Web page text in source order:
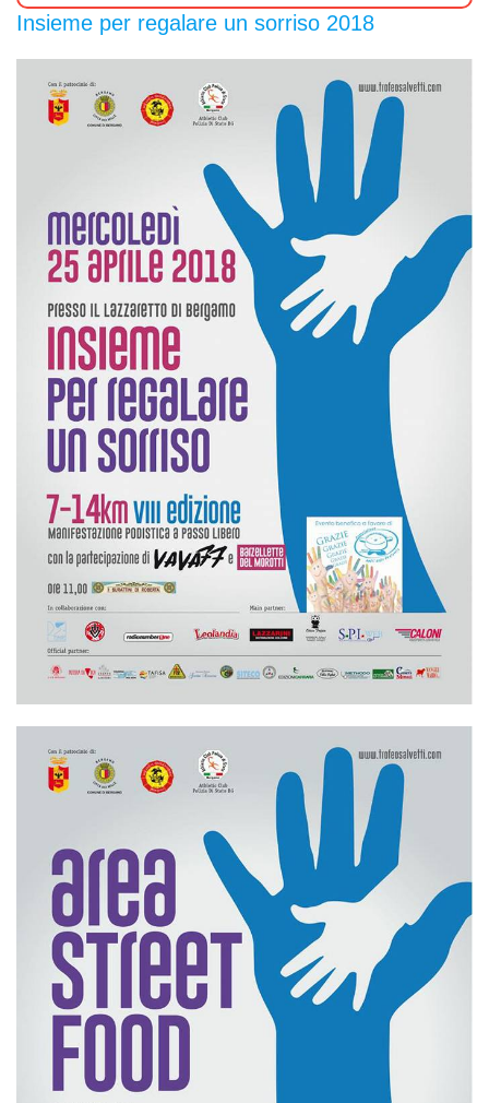
Insieme per regalare un sorriso 2018